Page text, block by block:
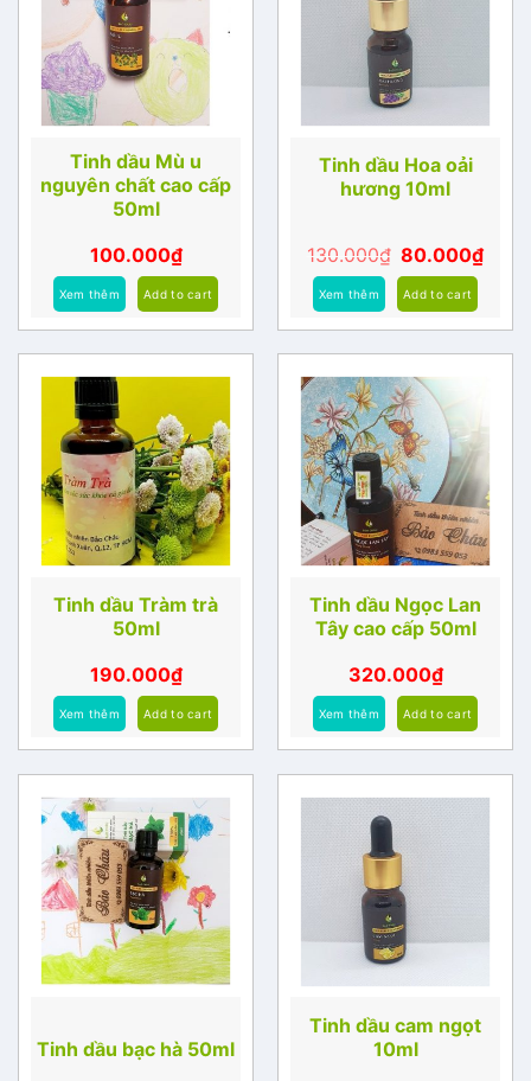
Tinh dầu Mù u
nguyên chất cao cấp
50ml
100.000₫
Xem thêm Add to cart
Tinh dầu Hoa oải
hương 10ml
130.000₫ 80.000₫
Xem thêm Add to cart
Tinh dầu Tràm trà
50ml
190.000₫
Xem thêm Add to cart
Tinh dầu Ngọc Lan
Tây cao cấp 50ml
320.000₫
Xem thêm Add to cart
Tinh dầu bạc hà 50ml
Tinh dầu cam ngọt
10ml